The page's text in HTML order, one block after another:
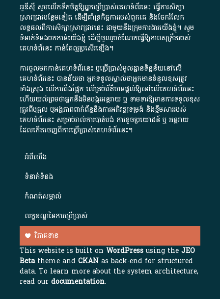
អូឌីស៊ី សូមលើកទឹកចិត្តឱ្យអ្នកប្រើប្រាស់គេហទំព័រនេះ ធ្វើការសិក្សា
ស្រាវជ្រាវបន្ថែមទៀត ដើម្បីគាំទ្រកិច្ចការ​របស់ពួកគេ និងចែករំលែក
លទ្ធផលពីការសិក្សាស្រាវជ្រាវនេះ ជាមួយនឹងក្រុមការងារយើងខ្ញុំ។ សូម
ទំនាក់ទំនងមកកាន់យើងខ្ញុំ ដើម្បីចូលរួមចំណែកធ្វើឱ្យភាពសុក្រឹតរបស់
គេហទំព័នេះ កាន់តែល្អប្រសើរឡើង។
ការចូលមកកាន់គេហទំព័រនេះ ឬប្រើប្រាស់មូលដ្ឋានទិន្នន័យនៅលើ
គេហទំព័រនេះ បានន័យថា អ្នកទទួលស្គាល់ថាអ្នកមានទំនួលខុសត្រូវ
ទាំងស្រុង លើការពឹងផ្អែក លើគ្រប់ព័ត៌មានផ្តល់ឱ្យនៅលើគេហទំព័រនេះ
ហើយយល់ព្រមថាអ្នកនឹងមិនបង្ករអន្តរាយ ឬ ទាមទារ​ឱ្យមានការទទួលខុស​
ត្រូវពីបុគ្គល ឬអង្គភាពពាក់ព័ន្ធនឹងការអភិវឌ្ឍទម្រង់ និងខ្លឹមសាររបស់
គេហទំព័រនេះ សម្រាប់រាល់ការបាត់បង់ ការខូចប្រយោជន៍ ឬ អន្តរាយ
ដែលកើតចេញពីការប្រើប្រាស់គេហទំព័រនេះ។
អំពី​យើង​
ទំនាក់ទំនង
កំណត់សម្គាល់
លក្ខខណ្ឌនៃការប្រើប្រាស់
វិភាគទាន
This website is built onWordPressusing theJEO
Betatheme andCKAN as back-end for structured
data. To learn more about the system architecture,
read ourdocumentation.